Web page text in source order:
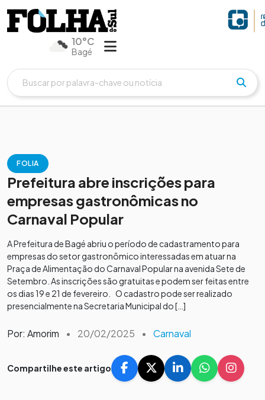
10°C
Bagé
FOLIA
Prefeitura abre inscrições para
empresas gastronômicas no
Carnaval Popular
A Prefeitura de Bagé abriu o período de cadastramento para
empresas do setor gastronômico interessadas em atuar na
Praça de Alimentação do Carnaval Popular na avenida Sete de
Setembro. As inscrições são gratuitas e podem ser feitas entre
os dias 19 e 21 de fevereiro. O cadastro pode ser realizado
presencialmente na Secretaria Municipal do […]
Por: Amorim • 20/02/2025 • Carnaval
Compartilhe este artigo